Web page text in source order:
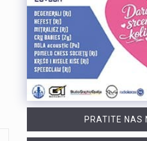
PRATITE NAS